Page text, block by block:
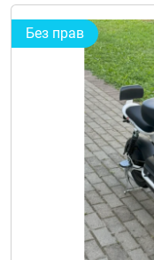
Без прав